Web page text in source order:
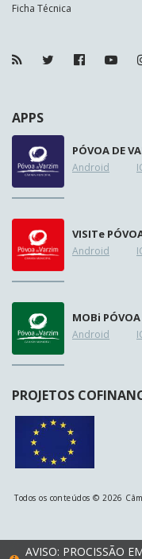
Ficha Técnica
APPS
PÓVOA DE
Android
VISITe
Android
MOBi
Android
PROJETOS
Todos os conteúdos © 2026
AVISO: PROCISSÃO